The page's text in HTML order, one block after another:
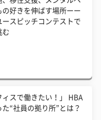
の好きを伸ばす場所ーー
ースピッチコンテストで
む
ィスで働きたい！」 HBA
“社員の拠り所”とは？